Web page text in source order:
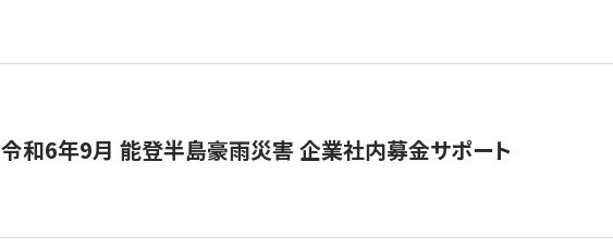
令和6年9月 能登半島豪雨災害 企業社内募金サポート